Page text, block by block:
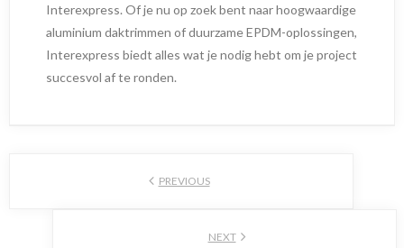
Interexpress. Of je nu op zoek bent naar hoogwaardige
aluminium daktrimmen of duurzame EPDM-oplossingen,
Interexpress biedt alles wat je nodig hebt om je project
succesvol af te ronden.
PREVIOUS
NEXT